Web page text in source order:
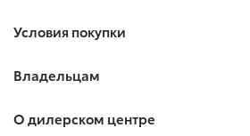
Условия покупки
Владельцам
О дилерском центре